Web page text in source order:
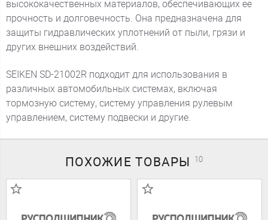
высококачественных материалов, обеспечивающих ее
прочность и долговечность. Она предназначена для
защиты гидравлических уплотнений от пыли, грязи и
других внешних воздействий.
SEIKEN SD-21002R подходит для использования в
различных автомобильных системах, включая
тормозную систему, систему управления рулевым
управлением, систему подвески и другие.
ПОХОЖИЕТОВАРЫ 10